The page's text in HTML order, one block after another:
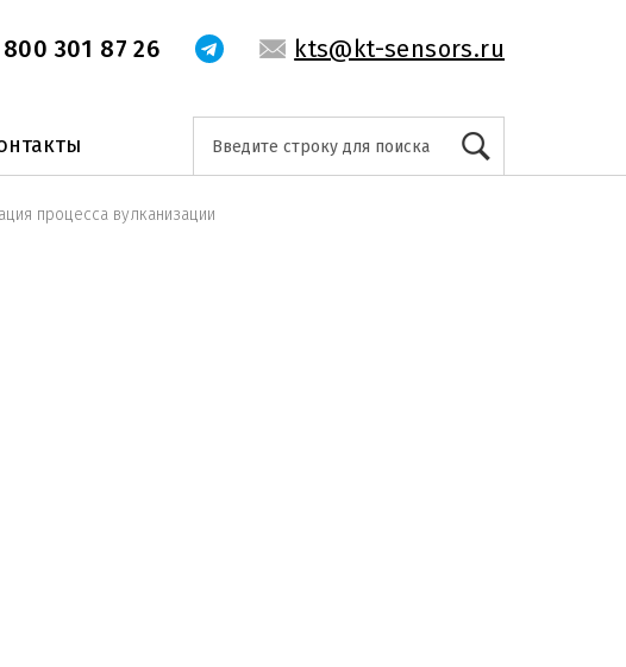
800 301 87 26 kts@kt-sensors.ru
процесса вулканизации